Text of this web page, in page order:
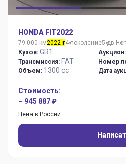
HONDA FIT2022
79 000 км2022 г4 поколение5 дв.
Кузов: GR1
Трансмиссия: FAT
Объем: 1300 сс
Аукцион:
Номер
Дата
Стоимость:
~ 945 887 ₽
Цена в России